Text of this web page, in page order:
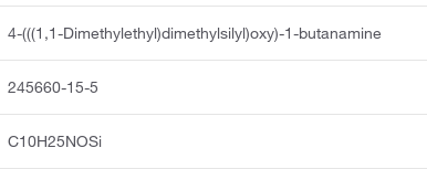
4-(((1,1-Dimethylethyl)dimethylsilyl)oxy)-1-butanamine
245660-15-5
C10H25NOSi